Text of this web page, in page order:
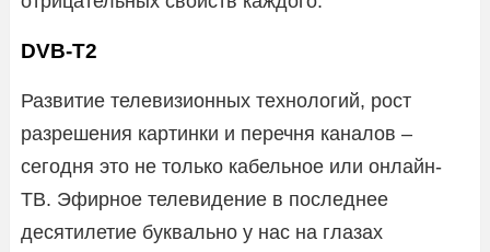
DVB-T2
Развитие телевизионных технологий, рост
разрешения картинки и перечня каналов –
сегодня это не только кабельное или онлайн-
ТВ. Эфирное телевидение в последнее
десятилетие буквально у нас на глазах